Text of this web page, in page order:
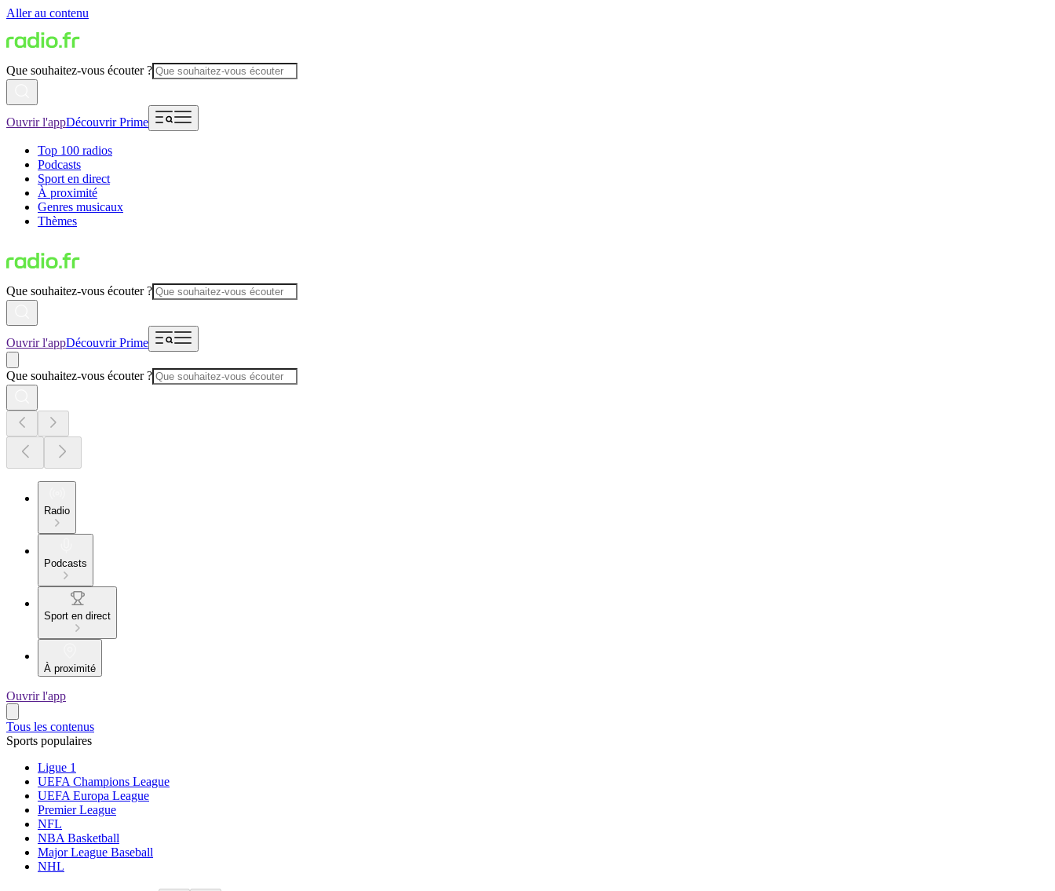
Aller au contenu
Que souhaitez-vous écouter ?
Ouvrir l'appDécouvrir Prime
Top 100 radios
Podcasts
Sport en direct
À proximité
Genres musicaux
Thèmes
Que souhaitez-vous écouter ?
Ouvrir l'appDécouvrir Prime
Que souhaitez-vous écouter ?
Radio
Podcasts
Sport en direct
À proximité
Ouvrir l'app
Tous les contenus
Sports populaires
Ligue 1
UEFA Champions League
UEFA Europa League
Premier League
NFL
NBA Basketball
Major League Baseball
NHL